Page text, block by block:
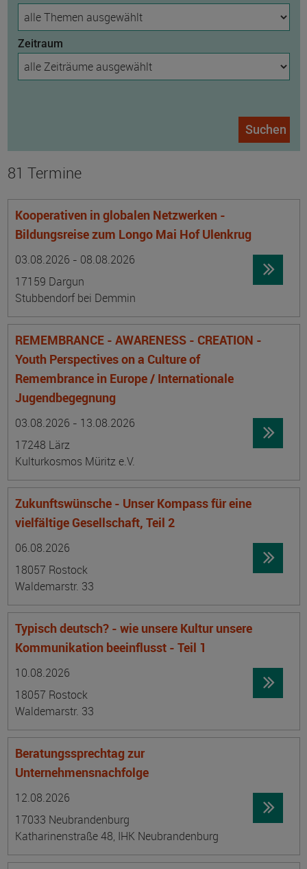
Zeitraum
Suchen
81 Termine
Kooperativen in globalen Netzwerken -
Bildungsreise zum Longo Mai Hof Ulenkrug
03.08.2026 - 08.08.2026
17159 Dargun
Stubbendorf bei Demmin
REMEMBRANCE - AWARENESS - CREATION -
Youth Perspectives on a Culture of
Remembrance in Europe / Internationale
Jugendbegegnung
03.08.2026 - 13.08.2026
17248 Lärz
Kulturkosmos Müritz e.V.
Zukunftswünsche - Unser Kompass für eine
vielfältige Gesellschaft, Teil 2
06.08.2026
18057 Rostock
Waldemarstr. 33
Typisch deutsch? - wie unsere Kultur unsere
Kommunikation beeinflusst - Teil 1
10.08.2026
18057 Rostock
Waldemarstr. 33
Beratungssprechtag zur
Unternehmensnachfolge
12.08.2026
17033 Neubrandenburg
Katharinenstraße 48, IHK Neubrandenburg